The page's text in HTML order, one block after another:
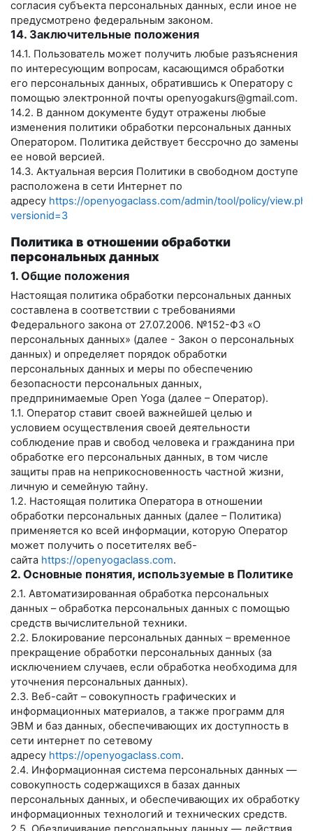
согласия субъекта персональных данных, если иное не
предусмотрено федеральным законом.
14. Заключительные положения
14.1. Пользователь может получить любые разъяснения
по интересующим вопросам, касающимся обработки
его персональных данных, обратившись к Оператору с
помощью электронной почты openyogakurs@gmail.com.
14.2. В данном документе будут отражены любые
изменения политики обработки персональных данных
Оператором. Политика действует бессрочно до замены
ее новой версией.
14.3. Актуальная версия Политики в свободном доступе
расположена в сети Интернет по
адресу https://openyogaclass.com/admin/tool/policy/
versionid=3
Политика в отношении обработки
персональных данных
1. Общие положения
Настоящая политика обработки персональных данных
составлена в соответствии с требованиями
Федерального закона от 27.07.2006. №152-ФЗ «О
персональных данных» (далее - Закон о персональных
данных) и определяет порядок обработки
персональных данных и меры по обеспечению
безопасности персональных данных,
предпринимаемые Open Yoga (далее – Оператор).
1.1. Оператор ставит своей важнейшей целью и
условием осуществления своей деятельности
соблюдение прав и свобод человека и гражданина при
обработке его персональных данных, в том числе
защиты прав на неприкосновенность частной жизни,
личную и семейную тайну.
1.2. Настоящая политика Оператора в отношении
обработки персональных данных (далее – Политика)
применяется ко всей информации, которую Оператор
может получить о посетителях веб-
сайта https://openyogaclass.com.
2. Основные понятия, используемые в Политике
2.1. Автоматизированная обработка персональных
данных – обработка персональных данных с помощью
средств вычислительной техники.
2.2. Блокирование персональных данных – временное
прекращение обработки персональных данных (за
исключением случаев, если обработка необходима для
уточнения персональных данных).
2.3. Веб-сайт – совокупность графических и
информационных материалов, а также программ для
ЭВМ и баз данных, обеспечивающих их доступность в
сети интернет по сетевому
адресу https://openyogaclass.com.
2.4. Информационная система персональных данных —
совокупность содержащихся в базах данных
персональных данных, и обеспечивающих их обработку
информационных технологий и технических средств.